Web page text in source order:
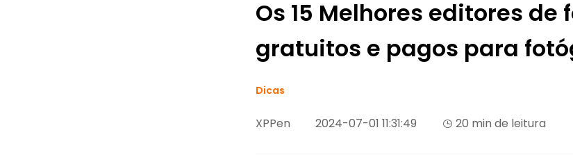
Os 15 Melhores editores de
gratuitos e pagos para
Dicas
XPPen 2024-07-01 11:31:49 20 min de leitura